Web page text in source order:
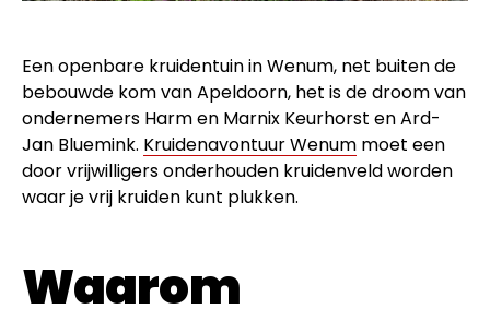
Een openbare kruidentuin in Wenum, net buiten de
bebouwde kom van Apeldoorn, het is de droom van
ondernemers Harm en Marnix Keurhorst en Ard-
Jan Bluemink. Kruidenavontuur Wenum moet een
door vrijwilligers onderhouden kruidenveld worden
waar je vrij kruiden kunt plukken.
Waarom